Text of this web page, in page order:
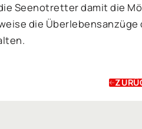
Seenotretter damit die
die